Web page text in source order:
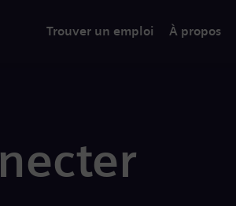
Trouver un emploi À propos